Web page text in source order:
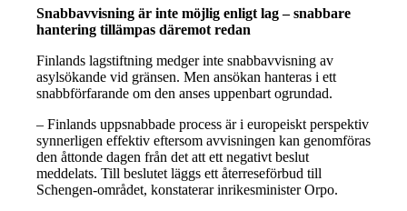
Snabbavvisning är inte möjlig enligt lag – snabbare
hantering tillämpas däremot redan
Finlands lagstiftning medger inte snabbavvisning av
asylsökande vid gränsen. Men ansökan hanteras i ett
snabbförfarande om den anses uppenbart ogrundad.
– Finlands uppsnabbade process är i europeiskt perspektiv
synnerligen effektiv eftersom avvisningen kan genomföras
den åttonde dagen från det att ett negativt beslut
meddelats. Till beslutet läggs ett återreseförbud till
Schengen-området, konstaterar inrikesminister Orpo.